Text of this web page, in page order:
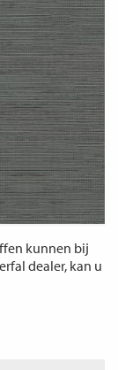
kunnen bij
dealer, kan u